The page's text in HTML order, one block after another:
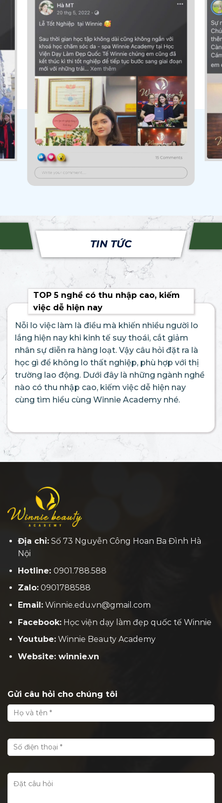
TIN TỨC
TOP 5 nghề có thu nhập cao, kiếm
việc dễ hiện nay
Nỗi lo việc làm là điều mà khiến nhiều người lo
lắng hiện nay khi kinh tế suy thoái, cắt giảm
nhân sự diễn ra hàng loạt. Vậy câu hỏi đặt ra là
học gì để không lo thất nghiệp, phù hợp với thị
trường lao động. Dưới đây là những ngành nghề
nào có thu nhập cao, kiếm việc dễ hiện nay
cùng tìm hiểu cùng Winnie Academy nhé.
Địa chỉ:Số 73 Nguyễn Công Hoan Ba Đình Hà
Nội
Hotline: 0901.788.588
Zalo:0901788588
Email:Winnie.edu.vn@gmail.com
Facebook:Học viện dạy làm đẹp quốc tế Winnie
Youtube:Winnie Beauty Academy
Website: winnie.vn
Gửi câu hỏi cho chúng tôi